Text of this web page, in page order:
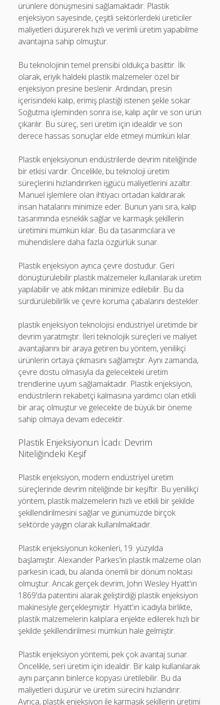
ürünlere dönüşmesini sağlamaktadır. Plastik
enjeksiyon sayesinde, çeşitli sektörlerdeki üreticiler
maliyetleri düşürerek hızlı ve verimli üretim yapabilme
avantajına sahip olmuştur.
Bu teknolojinin temel prensibi oldukça basittir. İlk
olarak, eriyik haldeki plastik malzemeler özel bir
enjeksiyon presine beslenir. Ardından, presin
içerisindeki kalıp, erimiş plastiği istenen şekle sokar.
Soğutma işleminden sonra ise, kalıp açılır ve son ürün
çıkarılır. Bu süreç, seri üretim için idealdir ve son
derece hassas sonuçlar elde etmeyi mümkün kılar.
Plastik enjeksiyonun endüstrilerde devrim niteliğinde
bir etkisi vardır. Öncelikle, bu teknoloji üretim
süreçlerini hızlandırırken işgücü maliyetlerini azaltır.
Manuel işlemlere olan ihtiyacı ortadan kaldırarak
insan hatalarını minimize eder. Bunun yanı sıra, kalıp
tasarımında esneklik sağlar ve karmaşık şekillerin
üretimini mümkün kılar. Bu da tasarımcılara ve
mühendislere daha fazla özgürlük sunar.
Plastik enjeksiyon ayrıca çevre dostudur. Geri
dönüştürülebilir plastik malzemeler kullanılarak üretim
yapılabilir ve atık miktarı minimize edilebilir. Bu da
sürdürülebilirlik ve çevre koruma çabalarını destekler.
plastik enjeksiyon teknolojisi endüstriyel üretimde bir
devrim yaratmıştır. İleri teknolojik süreçleri ve maliyet
avantajlarını bir araya getiren bu yöntem, yenilikçi
ürünlerin ortaya çıkmasını sağlamıştır. Aynı zamanda,
çevre dostu olmasıyla da gelecekteki üretim
trendlerine uyum sağlamaktadır. Plastik enjeksiyon,
endüstrilerin rekabetçi kalmasına yardımcı olan etkili
bir araç olmuştur ve gelecekte de büyük bir öneme
sahip olmaya devam edecektir.
Plastik Enjeksiyonun İcadı: Devrim
Niteliğindeki Keşif
Plastik enjeksiyon, modern endüstriyel üretim
süreçlerinde devrim niteliğinde bir keşiftir. Bu yenilikçi
yöntem, plastik malzemelerin hızlı ve etkili bir şekilde
şekillendirilmesini sağlar ve günümüzde birçok
sektörde yaygın olarak kullanılmaktadır.
Plastik enjeksiyonun kökenleri, 19. yüzyılda
başlamıştır. Alexander Parkes'in plastik malzeme olan
parkesin icadı, bu alanda önemli bir dönüm noktası
olmuştur. Ancak gerçek devrim, John Wesley Hyatt'ın
1869'da patentini alarak geliştirdiği plastik enjeksiyon
makinesiyle gerçekleşmiştir. Hyatt'ın icadıyla birlikte,
plastik malzemelerin kalıplara enjekte edilerek hızlı bir
şekilde şekillendirilmesi mümkün hale gelmiştir.
Plastik enjeksiyon yöntemi, pek çok avantaj sunar.
Öncelikle, seri üretim için idealdir. Bir kalıp kullanılarak
aynı parçanın binlerce kopyası üretilebilir. Bu da
maliyetleri düşürür ve üretim sürecini hızlandırır.
Ayrıca, plastik enjeksiyon ile karmaşık şekillerin üretimi